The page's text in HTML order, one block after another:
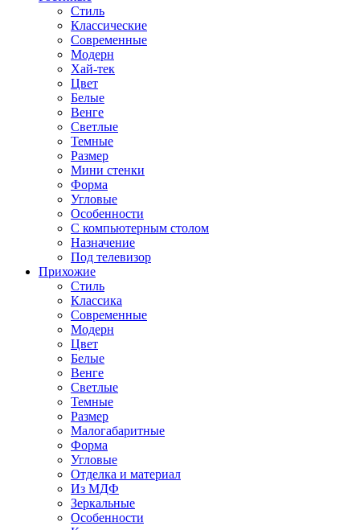
Стиль
Классические
Современные
Модерн
Хай-тек
Цвет
Белые
Венге
Светлые
Темные
Размер
Мини стенки
Форма
Угловые
Особенности
С компьютерным столом
Назначение
Под телевизор
Прихожие
Стиль
Классика
Современные
Модерн
Цвет
Белые
Венге
Светлые
Темные
Размер
Малогабаритные
Форма
Угловые
Отделка и материал
Из МДФ
Зеркальные
Особенности